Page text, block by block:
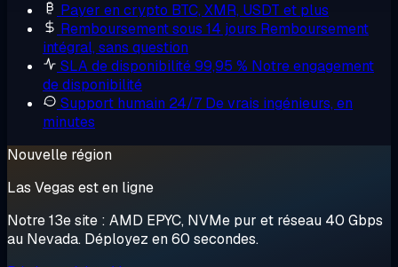
Payer en crypto BTC, XMR, USDT et plus
Remboursement sous 14 jours Remboursement
intégral, sans question
SLA de disponibilité 99,95 % Notre engagement
de disponibilité
Support humain 24/7 De vrais ingénieurs, en
minutes
Nouvelle région
Las Vegas est en ligne
Notre 13e site : AMD EPYC, NVMe pur et réseau 40 Gbps
au Nevada. Déployez en 60 secondes.